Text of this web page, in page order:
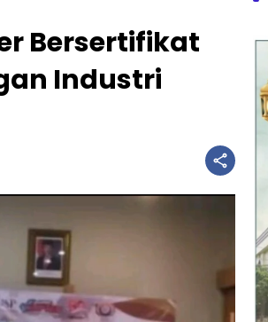
Bersertifikat
Industri